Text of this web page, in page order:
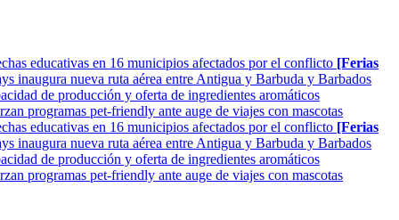
educativas en 16 municipios afectados por el conflicto [Ferias
inaugura nueva ruta aérea entre Antigua y Barbuda y Barbados
de producción y oferta de ingredientes aromáticos
programas pet-friendly ante auge de viajes con mascotas
educativas en 16 municipios afectados por el conflicto [Ferias
inaugura nueva ruta aérea entre Antigua y Barbuda y Barbados
de producción y oferta de ingredientes aromáticos
programas pet-friendly ante auge de viajes con mascotas